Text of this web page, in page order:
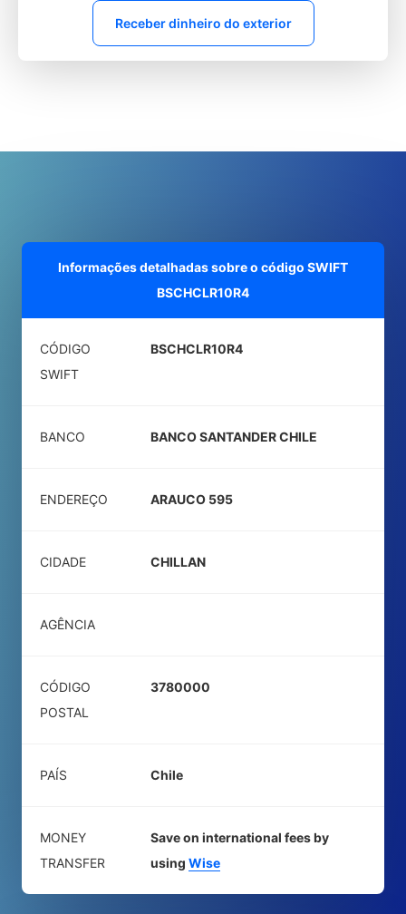
Receber dinheiro do exterior
Informações detalhadas sobre o código SWIFT
BSCHCLR10R4
CÓDIGO
SWIFT
BSCHCLR10R4
BANCO BANCO SANTANDER CHILE
ENDEREÇO ARAUCO 595
CIDADE CHILLAN
AGÊNCIA
CÓDIGO
POSTAL
3780000
PAÍS Chile
MONEY
TRANSFER
Save on international fees by
using Wise